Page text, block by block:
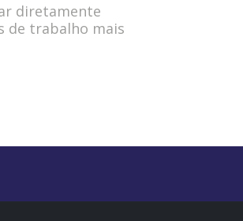
diretamente
de trabalho mais